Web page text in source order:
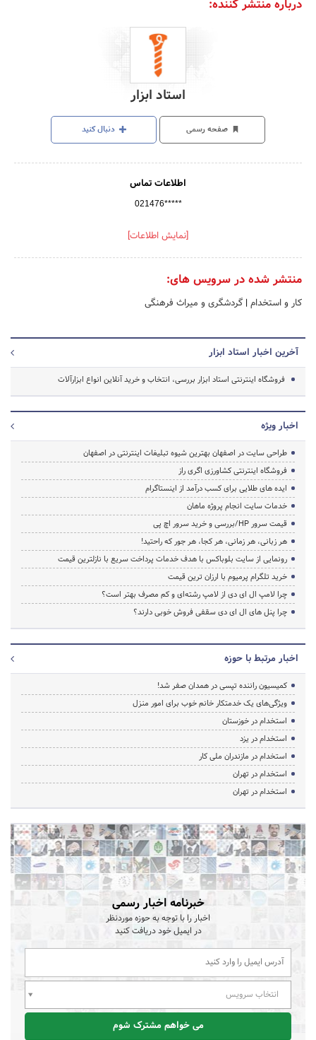
درباره منتشر کننده:
استاد ابزار
صفحه رسمی دنبال کنید
اطلاعات تماس
021476*****
[نمایش اطلاعات]
منتشر شده در سرویس های:
کار و استخدام | گردشگری و میراث فرهنگی
آخرین اخبار استاد ابزار
فروشگاه اینترنتی استاد ابزار بررسی، انتخاب و خرید آنلاین انواع ابزارآلات
اخبار ویژه
طراحی سایت در اصفهان بهترین شیوه تبلیغات اینترنتی در اصفهان
فروشگاه اینترنتی کشاورزی اگری راز
ایده های طلایی برای کسب درآمد از اینستاگرام
خدمات سایت انجام پروژه ماهان
قیمت سرور HP/بررسی و خرید سرور اچ پی
هر زبانی، هر زمانی، هر کجا، هر جور که راحتید!
رونمایی از سایت بلوباکس با هدف خدمات پرداخت سریع با نازلترین قیمت
خرید تلگرام پرمیوم با ارزان ترین قیمت
چرا لامپ ال ای دی از لامپ رشته‌ای و کم مصرف بهتر است؟
چرا پنل های ال ای دی سقفی فروش خوبی دارند؟
اخبار مرتبط با حوزه
کمیسیون راننده تپسی در همدان صفر شد!
ویژگی‌های یک خدمتکار خانم خوب برای امور منزل
استخدام در خوزستان
استخدام در یزد
استخدام در مازندران ملی کار
استخدام در تهران
استخدام در تهران
خبرنامه اخبار رسمی
اخبار را با توجه به حوزه موردنظر
در ایمیل خود دریافت کنید
انتخاب سرویس
می خواهم مشترک شوم